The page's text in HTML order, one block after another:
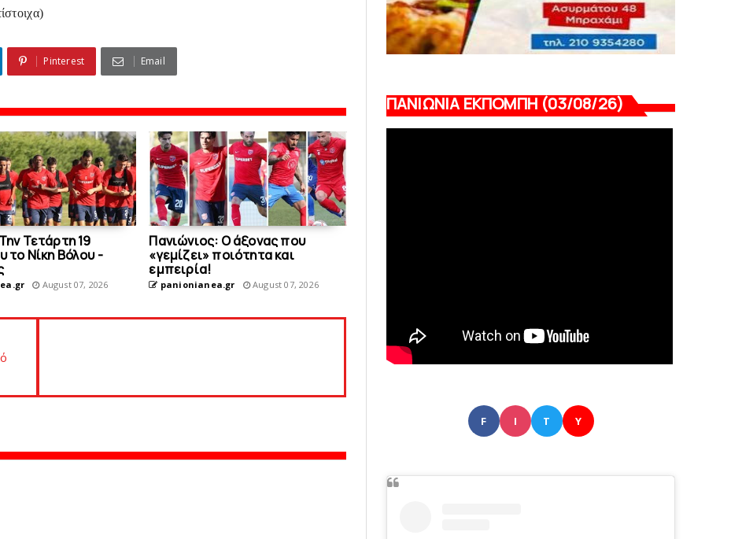
Pinterest Email
Τετάρτη 19
το Νίκη Βόλου -
August 07, 2026
Πανιώνιος: O άξονας που
«γεμίζει» ποιότητα και
εμπειρία!
panionianea.gr August 07, 2026
ΠΑΝΙΩΝΙΑ ΕΚΠΟΜΠΗ (03/08/26)
F I T Y